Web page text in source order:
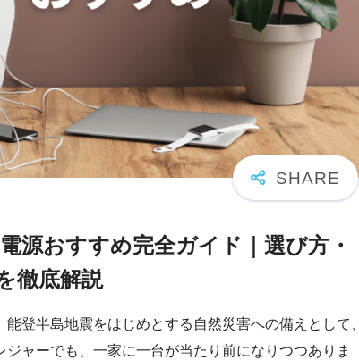
源おすすめ完全ガイド｜選び方・
徹底解説
登半島地震をはじめとする自然災害への備えとして、
ャーでも、一家に一台が当たり前になりつつありま